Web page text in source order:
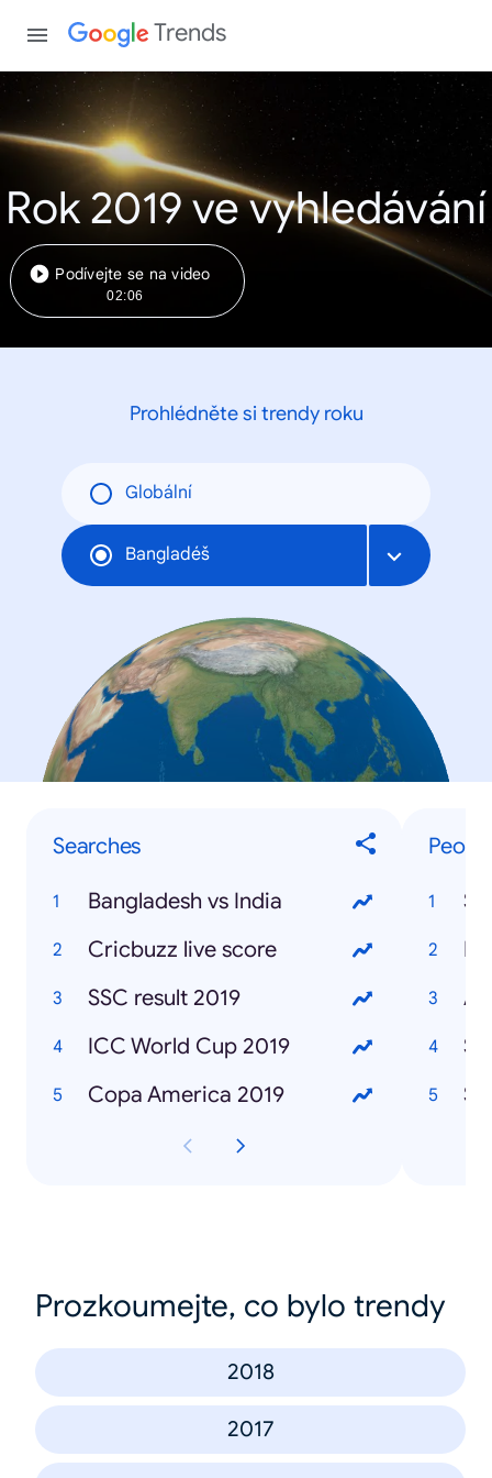
Trends
Rok 2019 ve vyhledávání
Podívejte se na video
02:06
Prohlédněte si trendy roku
Globální
Bangladéš
Searches
Bangladesh vs India
Cricbuzz live score
SSC result 2019
ICC World Cup 2019
Copa America 2019
Prozkoumejte, co bylo trendy
2018
2017